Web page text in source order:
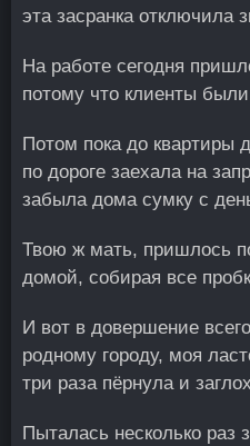
эта засранка отключила
На работе сегодня
потому что клиенты
Потом пока до квартиры
по дороге заехала на
забыла дома сумку с
Твою ж мать, пришлось
домой, собирая все
И вот в довершение
родному городу, моя
три раза пёрнула и
Пыталась несколько раз